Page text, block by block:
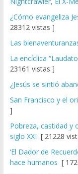
¿Cómo evangeliza
28312 vistas ]
Las
La encíclica
23161 vistas ]
¿Jesús se sintió
San Francisco y el
]
Pobreza, castidad y
siglo XXI [ 21228
‘El Dador de
hace humanos [